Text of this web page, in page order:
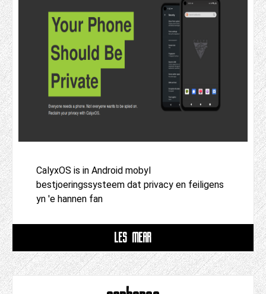
CalyxOS is in Android mobyl
bestjoeringssysteem dat privacy en feiligens
yn 'e hannen fan
LÊS MEAR